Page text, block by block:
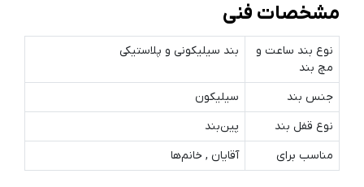
مشخصات فنی
نوع بند ساعت و
مچ‌ بند
بند سیلیکونی و پلاستیکی
جنس بند
سیلیکون
نوع قفل بند
پین‌بند
مناسب برای
آقایان , خانم‌ها